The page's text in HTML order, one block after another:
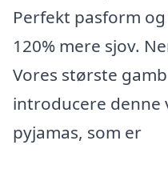
Perfekt pasform
120% mere sjov.
Vores største
introducere
pyjamas, som er